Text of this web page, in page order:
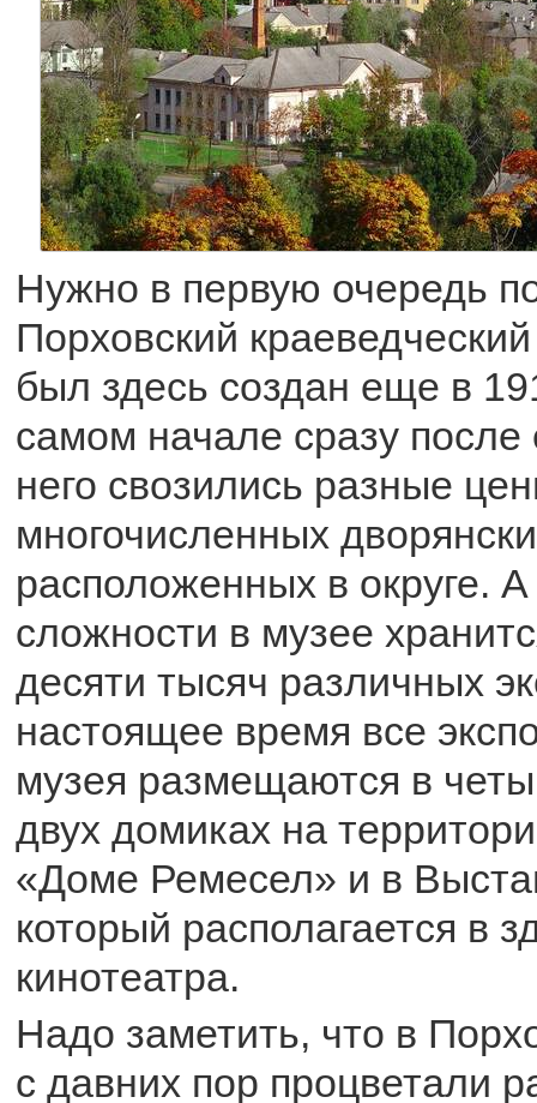
Нужно в первую очередь
Порховский
был здесь создан еще в
самом начале сразу после
него свозились разные
многочисленных
расположенных в округе.
сложности в музее
десяти тысяч различных
настоящее время все
музея размещаются в
двух домиках на
«Доме Ремесел» и в
который располагается в
кинотеатра.
Надо заметить, что в
с давних пор процветали